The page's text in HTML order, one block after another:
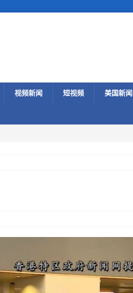
视频新闻 短视频 美国新闻